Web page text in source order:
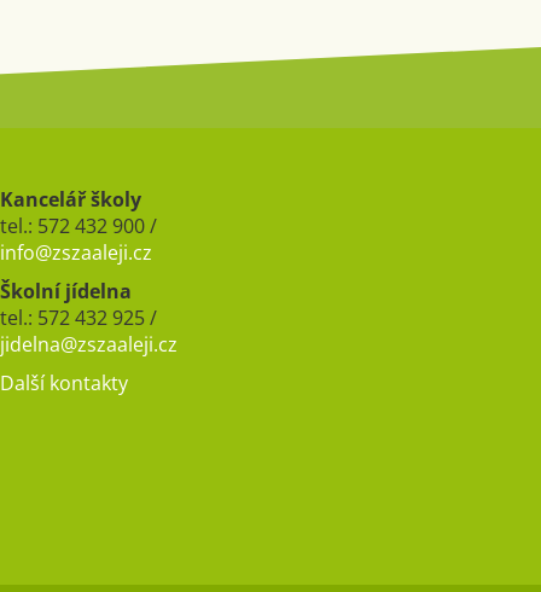
Kancelář školy
tel.: 572 432 900 /
info@zszaaleji.cz
Školní jídelna
tel.: 572 432 925 /
jidelna@zszaaleji.cz
Další kontakty